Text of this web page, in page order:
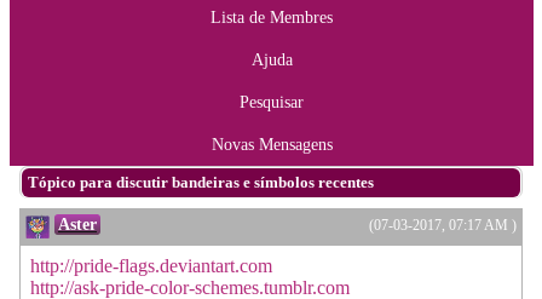
Lista de Membres
Ajuda
Pesquisar
Novas Mensagens
Tópico para discutir bandeiras e símbolos recentes
(07-03-2017, 07:17 AM )
Aster
http://pride-flags.deviantart.com
http://ask-pride-color-schemes.tumblr.com